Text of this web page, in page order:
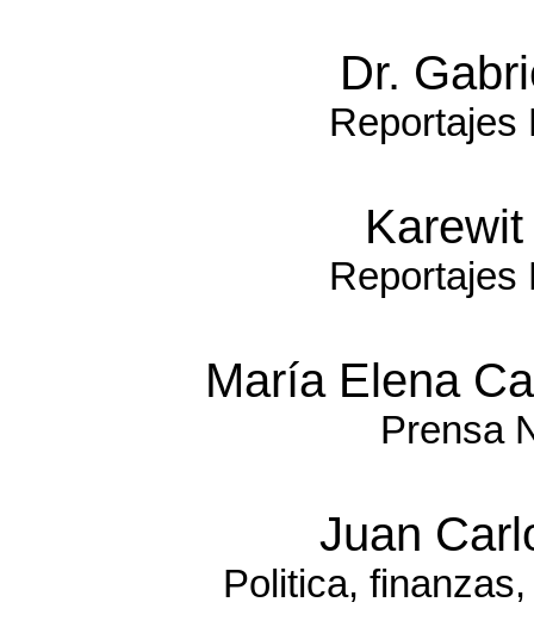
Dr.
Reportajes
Reportajes
María Elena
Prensa
Juan
Politica,